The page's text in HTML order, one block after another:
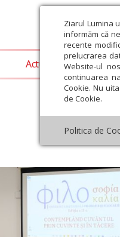
Ziarul Lumina
informăm că
recente
prelucrarea
Website-ul
continuarea
Cookie. Nu
de Cookie.
Politica de
Actualitate religioasă